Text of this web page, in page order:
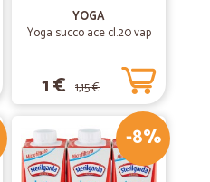
YOGA
Yoga succo ace cl.20 vap
1 € 1,15 €
-8%